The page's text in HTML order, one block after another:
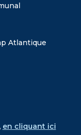
Atlantique
en cliquant ici